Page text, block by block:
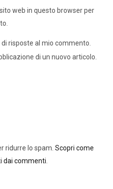
web in questo browser per
risposte al mio commento.
di un nuovo articolo.
ridurre lo spam. Scopri come
dai commenti